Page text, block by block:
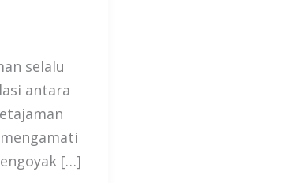
selalu
antara
[…]